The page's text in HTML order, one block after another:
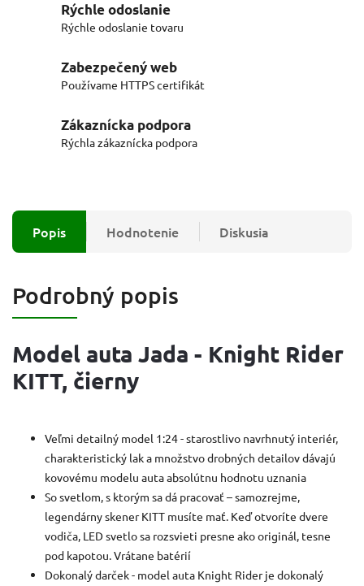
Rýchle odoslanie
Rýchle odoslanie tovaru
Zabezpečený web
Používame HTTPS certifikát
Zákaznícka podpora
Rýchla zákaznícka podpora
Popis Hodnotenie Diskusia
Podrobný popis
Model auta Jada - Knight Rider
KITT, čierny
Veľmi detailný model 1:24 - starostlivo navrhnutý interiér,
charakteristický lak a množstvo drobných detailov dávajú
kovovému modelu auta absolútnu hodnotu uznania
So svetlom, s ktorým sa dá pracovať – samozrejme,
legendárny skener KITT musíte mať. Keď otvoríte dvere
vodiča, LED svetlo sa rozsvieti presne ako originál, tesne
pod kapotou. Vrátane batérií
Dokonalý darček - model auta Knight Rider je dokonalý